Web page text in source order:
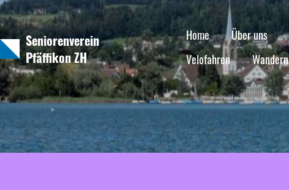
Home Über uns
Velofahren
Wandern
Seniorenverein
Pfäffikon ZH